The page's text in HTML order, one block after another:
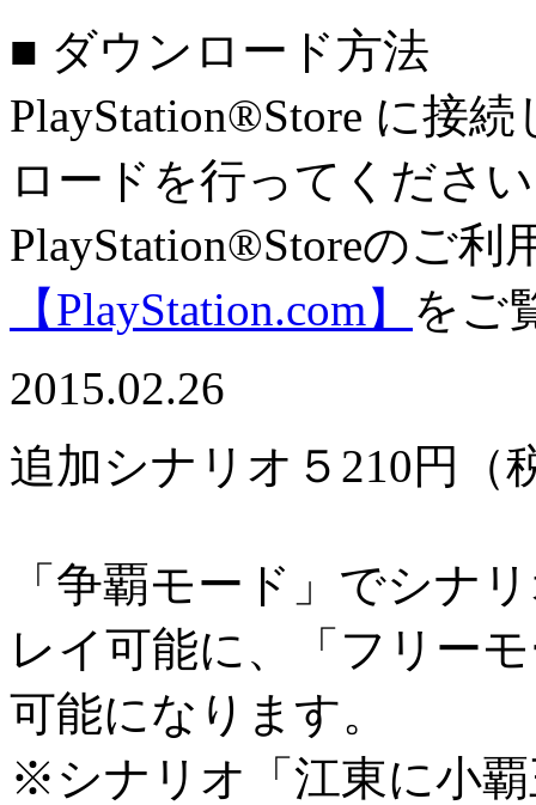
■ ダウンロード方法
PlayStation®Store に接
ロードを行ってくださ
PlayStation®Storeのご利
【PlayStation.com】 をご
2015.02.26
追加シナリオ５ 210円（
「争覇モード」でシナ
レイ可能に、「フリー
可能になります。
※シナリオ「江東に小